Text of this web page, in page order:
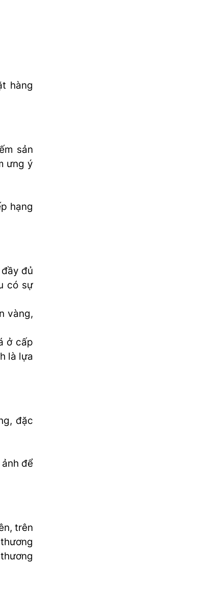
hàng
sản
ưng ý
hạng
đủ
có sự
vàng,
ở cấp
là lựa
đặc
để
trên